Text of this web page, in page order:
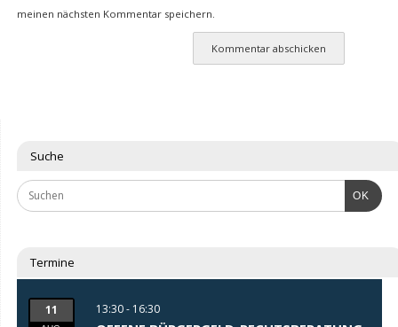
meinen nächsten Kommentar speichern.
Suche
OK
Termine
11 13:30 - 16:30